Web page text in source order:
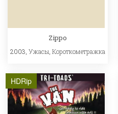
Zippo
2003, Ужасы Короткометражка
HDRip